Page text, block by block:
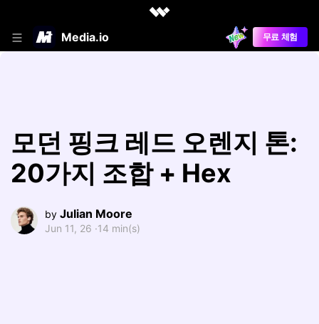
Media.io 무료 체험
모던 핑크 레드 오렌지 톤:
20가지 조합 + Hex
by Julian Moore
Jun 11, 26 ·14 min(s)